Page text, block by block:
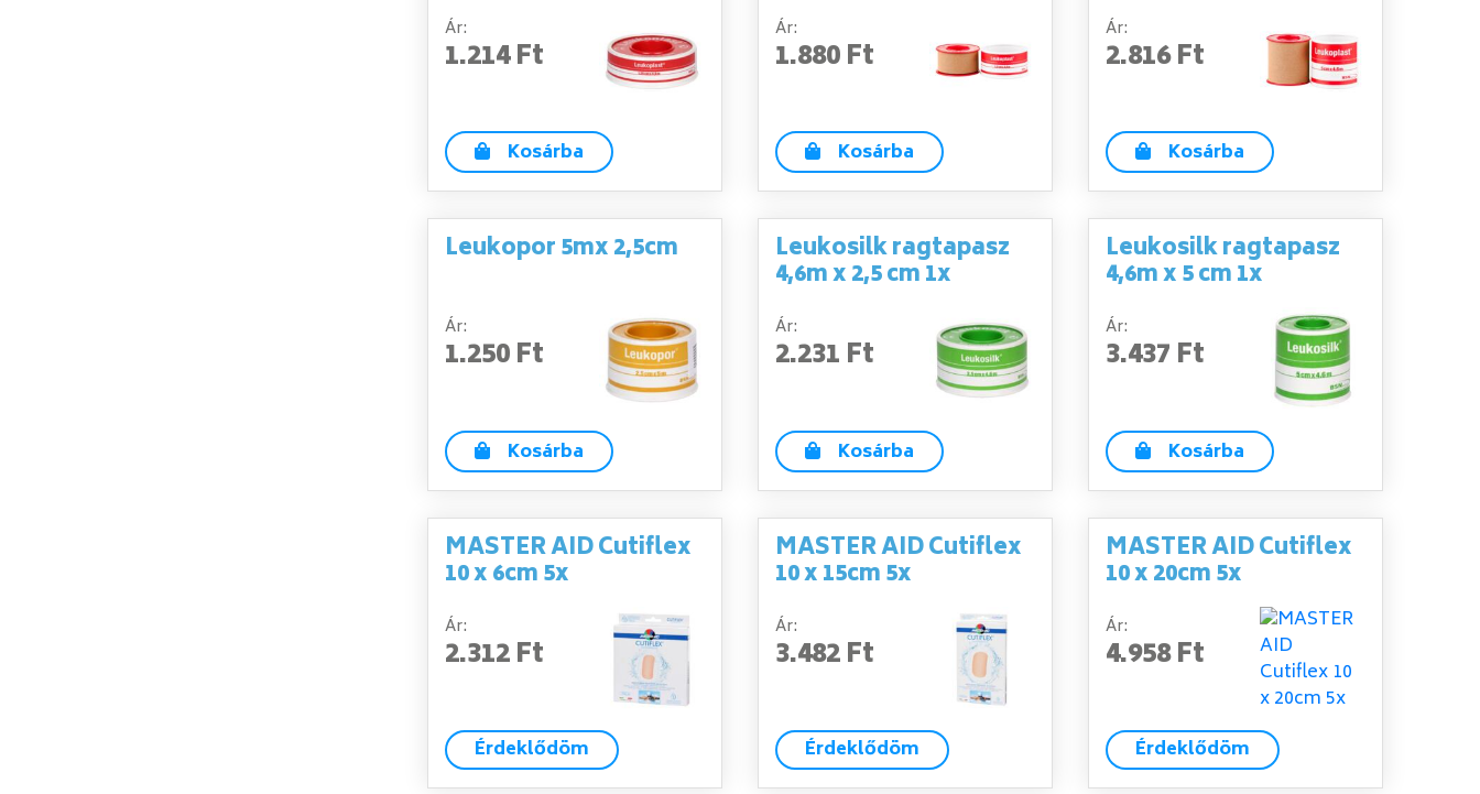
Ár:
1.214 Ft
Kosárba
Ár:
1.880 Ft
Kosárba
Ár:
2.816 Ft
Kosárba
Leukopor 5mx 2,5cm
Ár:
1.250 Ft
Kosárba
Leukosilk ragtapasz
4,6m x 2,5 cm 1x
Ár:
2.231 Ft
Kosárba
Leukosilk ragtapasz
4,6m x 5 cm 1x
Ár:
3.437 Ft
Kosárba
MASTER AID Cutiflex
10 x 6cm 5x
Ár:
2.312 Ft
Érdeklődöm
MASTER AID Cutiflex
10 x 15cm 5x
Ár:
3.482 Ft
Érdeklődöm
MASTER AID Cutiflex
10 x 20cm 5x
Ár:
4.958 Ft
Érdeklődöm